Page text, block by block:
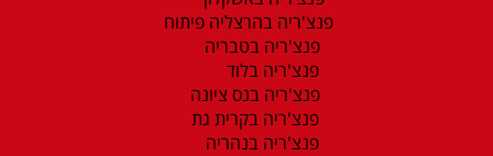
פנצ'ריה בהרצליה פיתוח
פנצ'ריה בטבריה
פנצ'ריה בלוד
פנצ'ריה בנס ציונה
פנצ'ריה בקרית גת
פנצ'ריה בנהריה